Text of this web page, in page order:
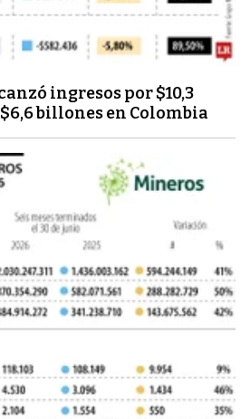
ingresos por $10,3
billones en Colombia